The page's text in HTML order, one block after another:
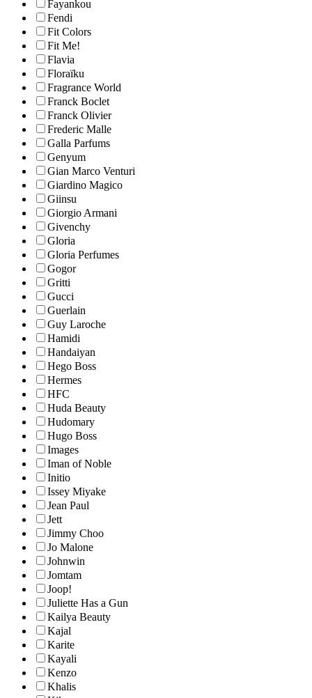
Fayankou
Fendi
Fit Colors
Fit Me!
Flavia
Floraïku
Fragrance World
Franck Boclet
Franck Olivier
Frederic Malle
Galla Parfums
Genyum
Gian Marco Venturi
Giardino Magico
Giinsu
Giorgio Armani
Givenchy
Gloria
Gloria Perfumes
Gogor
Gritti
Gucci
Guerlain
Guy Laroche
Hamidi
Handaiyan
Hego Boss
Hermes
HFC
Huda Beauty
Hudomary
Hugo Boss
Images
Iman of Noble
Initio
Issey Miyake
Jean Paul
Jett
Jimmy Choo
Jo Malone
Johnwin
Jomtam
Joop!
Juliette Has a Gun
Kailya Beauty
Kajal
Karite
Kayali
Kenzo
Khalis